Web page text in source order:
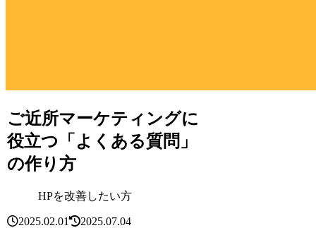
ご近所マーケティングに
役立つ「よくある質問」
の作り方
HPを改善したい方
2025.02.01 2025.07.04